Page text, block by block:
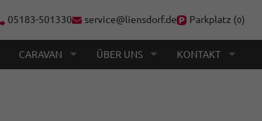
05183-501330 service@liensdorf.de Parkplatz (0)
CARAVAN ÜBER UNS KONTAKT